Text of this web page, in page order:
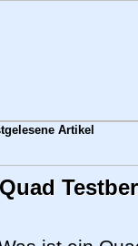
Quad